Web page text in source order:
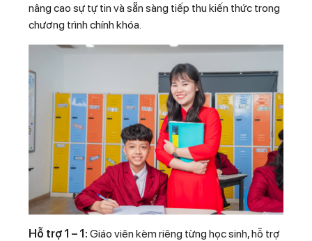
nâng cao sự tự tin và sẵn sàng tiếp thu kiến thức trong
chương trình chính khóa.
Hỗ trợ 1 – 1: Giáo viên kèm riêng từng học sinh, hỗ trợ